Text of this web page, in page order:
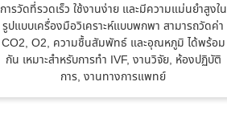
การวัดที่รวดเร็ว ใช้งานง่าย และมีความแม่นยำสูงใน
รูปแบบเครื่องมือวิเคราะห์แบบพกพา สามารถวัดค่า
CO2, O2, ความชื้นสัมพัทธ์ และอุณหภูมิ ได้พร้อม
กัน เหมาะสำหรับการทำ IVF, งานวิจัย, ห้องปฏิบัติ
การ, งานทางการแพทย์